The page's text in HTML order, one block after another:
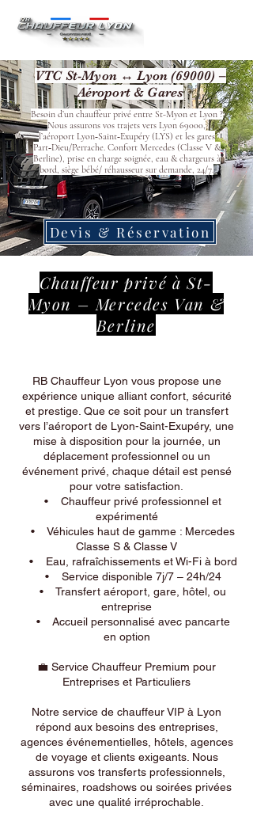
VTC St-Myon ↔ Lyon (69000) –
Aéroport & Gares
Besoin d’un chauffeur privé entre St-Myon et Lyon ?
Nous assurons vos trajets vers Lyon 69000,
l’aéroport Lyon‑Saint‑Exupéry (LYS) et les gares
Part‑Dieu/Perrache. Confort Mercedes (Classe V &
Berline), prise en charge soignée, eau & chargeurs à
bord, siège bébé/ réhausseur sur demande, 24/7.
Devis & Réservation
Chauffeur privé à St-
Myon – Mercedes Van &
Berline
RB Chauffeur Lyon vous propose une
expérience unique alliant confort, sécurité
et prestige. Que ce soit pour un transfert
vers l’aéroport de Lyon-Saint-Exupéry, une
mise à disposition pour la journée, un
déplacement professionnel ou un
événement privé, chaque détail est pensé
pour votre satisfaction.
• Chauffeur privé professionnel et
expérimenté
• Véhicules haut de gamme : Mercedes
Classe S & Classe V
• Eau, rafraîchissements et Wi-Fi à bord
• Service disponible 7j/7 – 24h/24
• Transfert aéroport, gare, hôtel, ou
entreprise
• Accueil personnalisé avec pancarte
en option
💼 Service Chauffeur Premium pour
Entreprises et Particuliers
Notre service de chauffeur VIP à Lyon
répond aux besoins des entreprises,
agences événementielles, hôtels, agences
de voyage et clients exigeants. Nous
assurons vos transferts professionnels,
séminaires, roadshows ou soirées privées
avec une qualité irréprochable.